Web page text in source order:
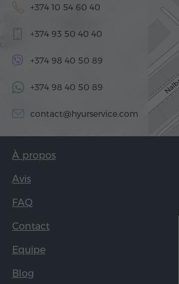
+374 10 54 60 40
+374 93 50 40 40
+374 98 40 50 89
+374 98 40 50 89
contact@hyurservice.com
À propos
Avis
FAQ
Contact
Equipe
Blog